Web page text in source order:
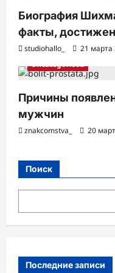
Биография
факты,
studiohallo_ 21 марта
Uncategorised
Причины
мужчин
znakcomstva_ 20
Поиск
Последние записи